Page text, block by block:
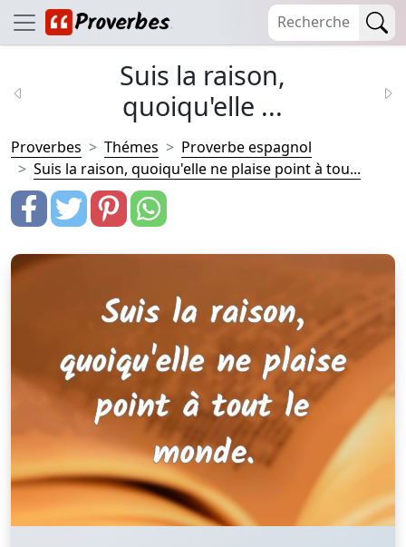
Suis la raison,
quoiqu'elle ...
Proverbes Thémes
Proverbe espagnol
Suis la raison, quoiqu'elle ne plaise point à tou...